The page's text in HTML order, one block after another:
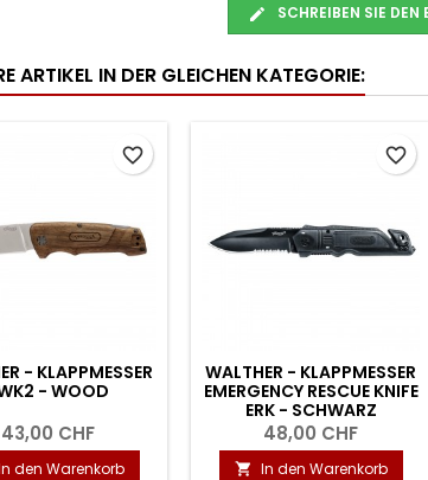
SCHREIBEN SIE DEN
ARTIKEL IN DER GLEICHEN KATEGORIE:
- KLAPPMESSER
- WOOD
43,00 CHF
den Warenkorb
favorite_border
WALTHER - KLAPPMESSER
EMERGENCY RESCUE KNIFE
ERK - SCHWARZ
48,00 CHF
 In den Warenkorb
favorite_border